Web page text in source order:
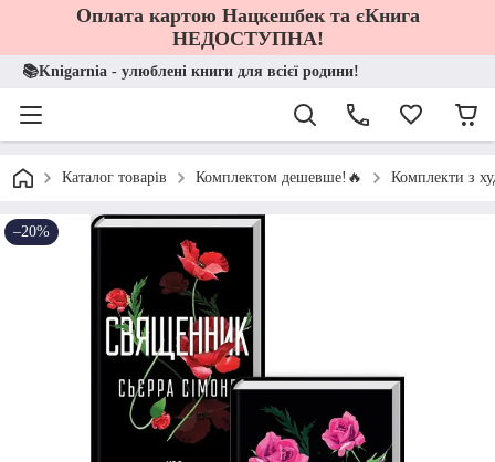
Оплата картою Нацкешбек та єКнига
НЕДОСТУПНА!
📚Knigarnia - улюблені книги для всієї родини!
Каталог товарів Комплектом дешевше!🔥 Комплекти з
–20%